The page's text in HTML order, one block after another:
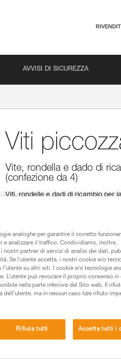
AVVISI DI SICUREZZA
Viti
Vite, rondella e dado di
(confezione da 4)
Viti, rondelle e dadi di ricambio per
QUARK, NOMIC, ERGONOMIC e
Trova un rivenditore
analoghe per garantire il corretto
e analizzare il traffico. Condividiamo, inoltre,
nostri partner di servizi di analisi dei dati,
Se l’utente accetta, i nostri cookie e/o
su altri siti. I cookie e/o tecnologie
L’utente può revocare il proprio consenso in
nella parte inferiore del Sito web. Il
ma in nessun caso tale rifiuto
Rifiuta tutti Accetta tutti i